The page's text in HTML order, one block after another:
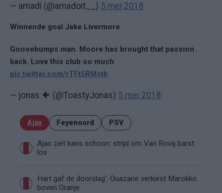
— amadí (@amadoit__) 5 mei 2018
Winnende goal Jake Livermore
Goosebumps man. Moore has brought that passion
back. Love this club so much
pic.twitter.com/rTFt5RMstk
— jonas 🐠 (@ToastyJonas) 5 mei 2018
Ajax Feyenoord PSV
Ajax ziet kans schoon: strijd om Van Rooij barst
los
Hart gaf de doorslag': Ouazane verkiest Marokko
boven Oranje